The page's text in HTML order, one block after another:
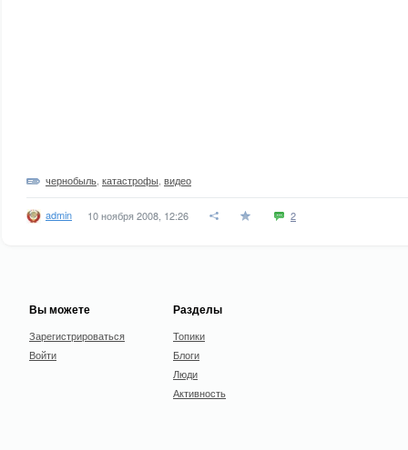
чернобыль катастрофы видео
admin 10 ноября 2008, 12:26 2
Вы можете
Зарегистрироваться
Войти
Разделы
Топики
Блоги
Люди
Активность